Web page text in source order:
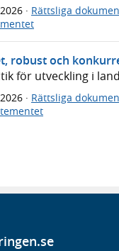
· Rättsliga
robust och
för utveckling i
· Rättsliga